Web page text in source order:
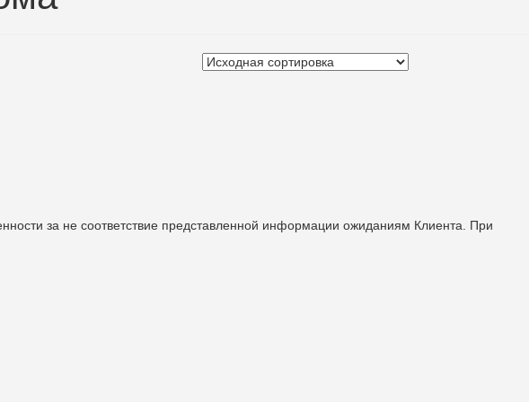
за не соответствие представленной информации ожиданиям Клиента. При